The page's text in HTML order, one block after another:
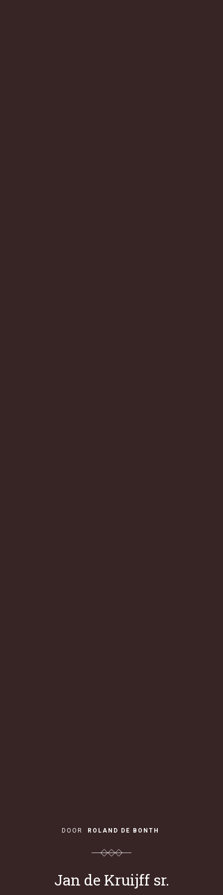
DOOR ROLAND DE BONTH
Jan de Kruijff sr.